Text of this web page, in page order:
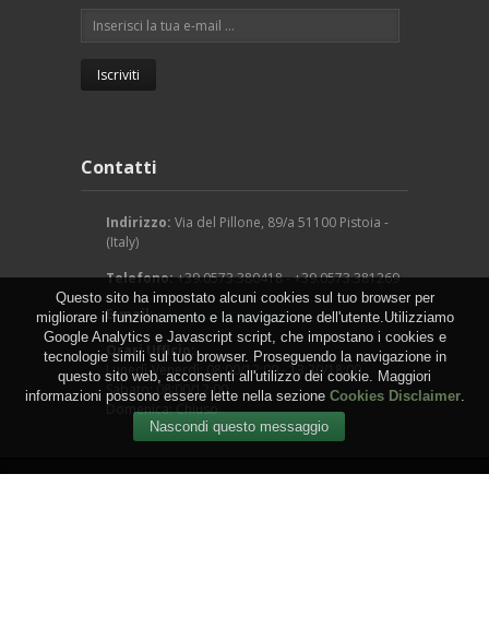
Contatti
Indirizzo: Via del Pillone, 89/a 51100 Pistoia -
(Italy)
Telefono:+39.0573.380418 - +39.0573.381269
E-mail:info@arcangeligino.it
Orari Ufficio:
Lunedì-Venerdì: 08:00/12:00 - 13:30/18:00
Sabato: 08:00/12:00
Domenica: Chiuso
Questo sito ha impostato alcuni cookies sul tuo browser per
migliorare il funzionamento e la navigazione dell'utente.Utilizziamo
Google Analytics e Javascript script, che impostano i cookies e
tecnologie simili sul tuo browser. Proseguendo la navigazione in
questo sito web, acconsenti all'utilizzo dei cookie. Maggiori
informazioni possono essere lette nella sezione Cookies Disclaimer.